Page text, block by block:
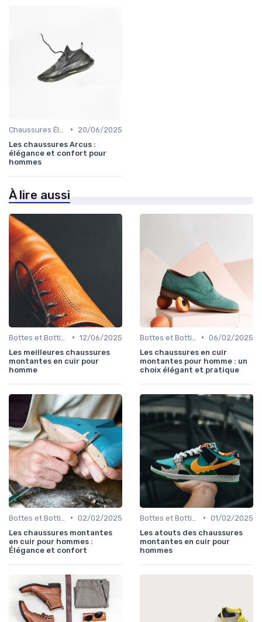
•
20/06/2025
Les chaussures Arcus :
élégance et confort pour
hommes
À lire aussi
• 12/06/2025
Les meilleures chaussures
montantes en cuir pour
homme
• 06/02/2025
Les chaussures en cuir
montantes pour homme : un
choix élégant et pratique
• 02/02/2025
Les chaussures montantes
en cuir pour hommes :
Élégance et confort
• 01/02/2025
Les atouts des chaussures
montantes en cuir pour
hommes